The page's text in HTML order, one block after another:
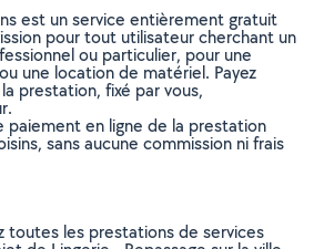
est un service entièrement gratuit
pour tout utilisateur cherchant un
ou particulier, pour une
une location de matériel. Payez
prestation, fixé par vous,
paiement en ligne de la prestation
sans aucune commission ni frais
toutes les prestations de services